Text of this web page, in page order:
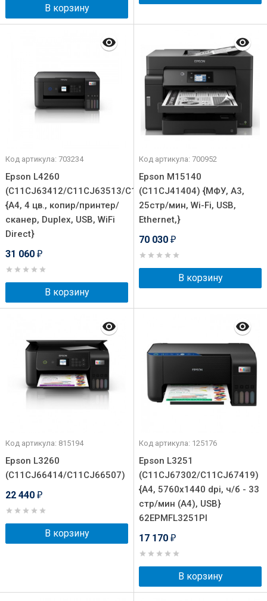
В корзину
Код артикула: 703234
Epson L4260
(C11CJ63412/C11CJ63513/C11CJ63502/C11CJ63515/
{А4, 4 цв., копир/принтер/
сканер, Duplex, USB, WiFi
Direct}
31 060 ₽
В корзину
Код артикула: 700952
Epson M15140
(C11CJ41404) {МФУ, А3,
25стр/мин, Wi-Fi, USB,
Ethernet,}
70 030 ₽
В корзину
Код артикула: 815194
Epson L3260
(C11CJ66414/C11CJ66507)
22 440 ₽
В корзину
Код артикула: 125176
Epson L3251
(C11CJ67302/C11CJ67419)
{A4, 5760x1440 dpi, ч/б - 33
стр/мин (А4), USB}
62EPMFL3251PI
17 170 ₽
В корзину